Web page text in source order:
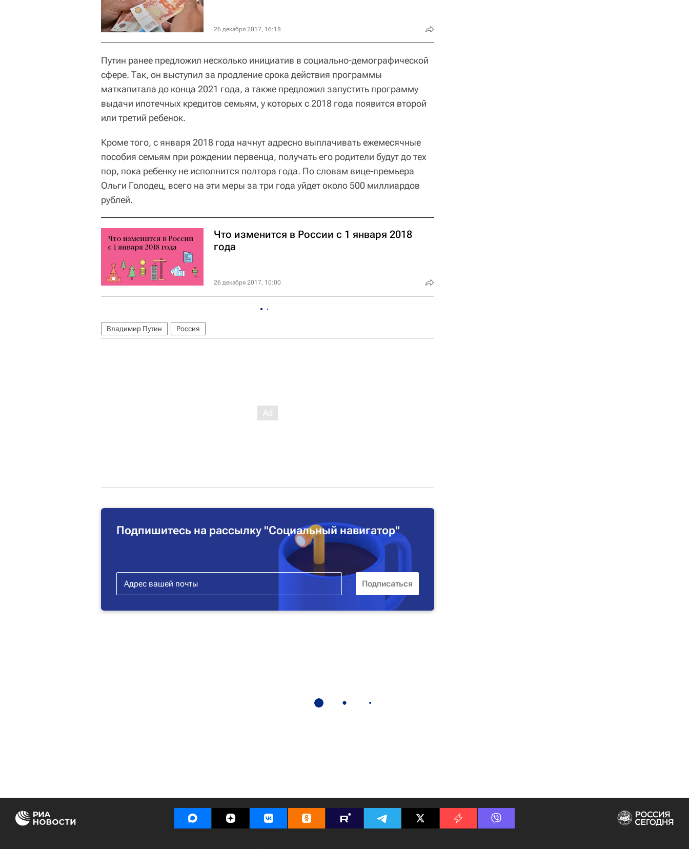
26 декабря 2017, 16:18
Путин ранее предложил несколько инициатив в социально-демографической
сфере. Так, он выступил за продление срока действия программы
маткапитала до конца 2021 года, а также предложил запустить программу
выдачи ипотечных кредитов семьям, у которых с 2018 года появится второй
или третий ребенок.
Кроме того, с января 2018 года начнут адресно выплачивать ежемесячные
пособия семьям при рождении первенца, получать его родители будут до тех
пор, пока ребенку не исполнится полтора года. По словам вице-премьера
Ольги Голодец, всего на эти меры за три года уйдет около 500 миллиардов
рублей.
Что изменится в России с 1 января 2018
года
26 декабря 2017, 10:00
Владимир Путин Россия
Подпишитесь на рассылку "Социальный навигатор"